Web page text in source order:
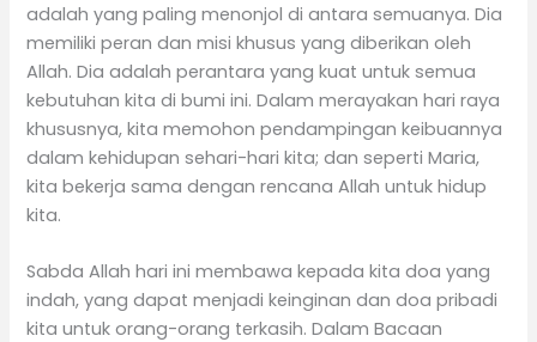
adalah yang paling menonjol di antara semuanya. Dia
memiliki peran dan misi khusus yang diberikan oleh
Allah. Dia adalah perantara yang kuat untuk semua
kebutuhan kita di bumi ini. Dalam merayakan hari raya
khususnya, kita memohon pendampingan keibuannya
dalam kehidupan sehari-hari kita; dan seperti Maria,
kita bekerja sama dengan rencana Allah untuk hidup
kita.
Sabda Allah hari ini membawa kepada kita doa yang
indah, yang dapat menjadi keinginan dan doa pribadi
kita untuk orang-orang terkasih. Dalam Bacaan